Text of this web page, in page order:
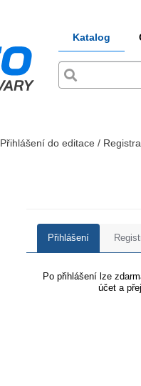
Katalog
Přihlášení do editace /
Přihlášení
Po přihlášení lze
účet a